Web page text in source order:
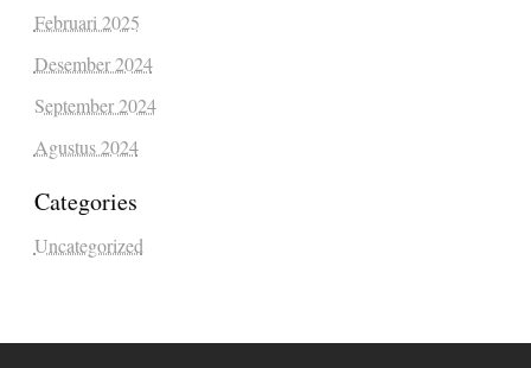
Februari 2025
Desember 2024
September 2024
Agustus 2024
Categories
Uncategorized